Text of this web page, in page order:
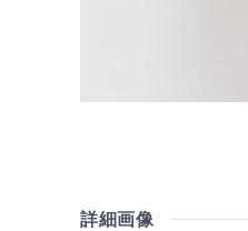
詳細画像